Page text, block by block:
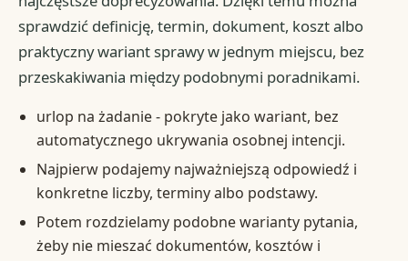
sprawdzić definicję, termin, dokument, koszt albo
praktyczny wariant sprawy w jednym miejscu, bez
przeskakiwania między podobnymi poradnikami.
urlop na żadanie - pokryte jako wariant, bez
automatycznego ukrywania osobnej intencji.
Najpierw podajemy najważniejszą odpowiedź i
konkretne liczby, terminy albo podstawy.
Potem rozdzielamy podobne warianty pytania,
żeby nie mieszać dokumentów, kosztów i